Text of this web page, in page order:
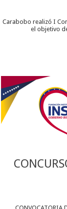
Carabobo realizó I
el objetivo